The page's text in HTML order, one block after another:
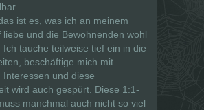
ist es, was ich an meinem
liebe und die Bewohnenden wohl
Ich tauche teilweise tief ein in die
beschäftige mich mit
Interessen und diese
wird auch gespürt. Diese 1:1-
manchmal auch nicht so viel